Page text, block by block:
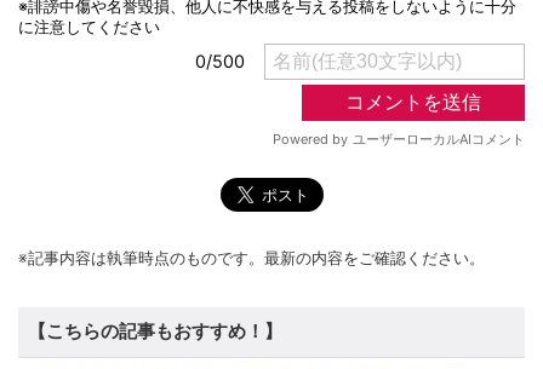
※記事内容は執筆時点のものです。最新の内容をご確認ください。
【こちらの記事もおすすめ！】